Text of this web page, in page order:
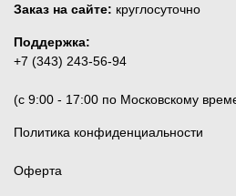
Заказ на сайте: круглосуточно
Поддержка:
+7 (343) 243-56-94
(c 9:00 - 17:00 по Московскому
Политика конфиденциальности
Оферта